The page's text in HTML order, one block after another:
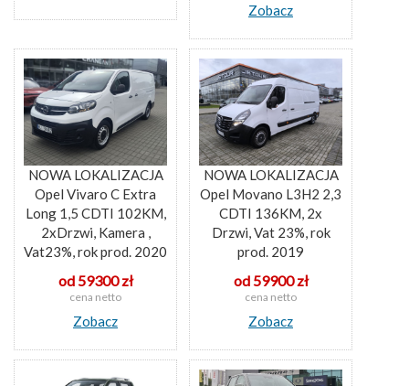
Zobacz
NOWA LOKALIZACJA
Opel Vivaro C Extra
Long 1,5 CDTI 102KM,
2xDrzwi, Kamera ,
Vat23%, rok prod. 2020
od 59300 zł
cena netto
Zobacz
NOWA LOKALIZACJA
Opel Movano L3H2 2,3
CDTI 136KM, 2x
Drzwi, Vat 23%, rok
prod. 2019
od 59900 zł
cena netto
Zobacz